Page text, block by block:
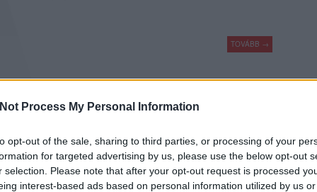
Process My Personal Information
opt-out of the sale, sharing to third parties, or processing of your
for targeted advertising by us, please use the below opt-out
selection. Please note that after your opt-out request is processed
interest-based ads based on personal information utilized by us
TOVÁBB →
NINE INCH NAILS & BOYS